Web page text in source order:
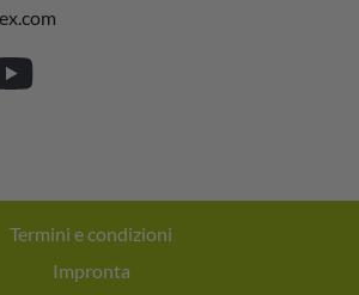
Termini e condizioni
Impronta